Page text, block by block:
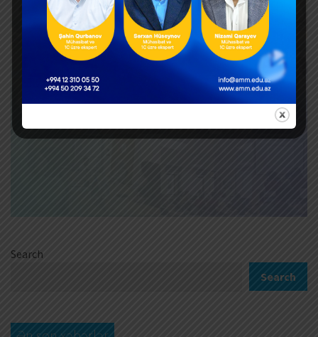
Search
Search